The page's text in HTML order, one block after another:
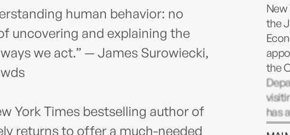
human behavior: no
uncovering and explaining the
we act.” — James Surowiecki,
York Times bestselling author of
returns to offer a much-needed
New
the
the
has